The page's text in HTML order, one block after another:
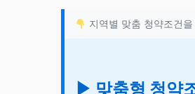
지역별 맞춤 청약조건
▶ 맞춤형 청약